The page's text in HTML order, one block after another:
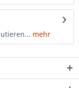
mehr